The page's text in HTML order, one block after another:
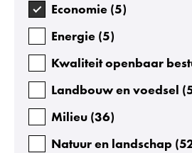
Economie (5)
Energie (5)
Kwaliteit openbaar
Landbouw en voedsel (
Milieu (36)
Natuur en landschap (